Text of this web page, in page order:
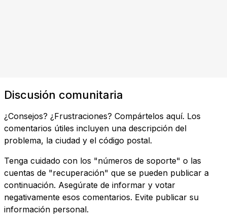
Discusión comunitaria
¿Consejos? ¿Frustraciones? Compártelos aquí. Los
comentarios útiles incluyen una descripción del
problema, la ciudad y el código postal.
Tenga cuidado con los "números de soporte" o las
cuentas de "recuperación" que se pueden publicar a
continuación. Asegúrate de informar y votar
negativamente esos comentarios. Evite publicar su
información personal.